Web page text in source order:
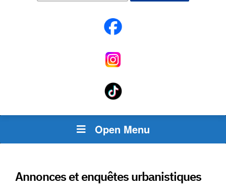
Open Menu
Annonces et enquêtes urbanistiques